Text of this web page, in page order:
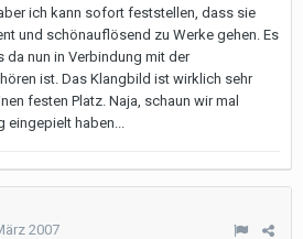
ich kann sofort feststellen, dass sie
und schönauflösend zu Werke gehen. Es
da nun in Verbindung mit der
ist. Das Klangbild ist wirklich sehr
festen Platz. Naja, schaun wir mal
eingepielt haben...
2007